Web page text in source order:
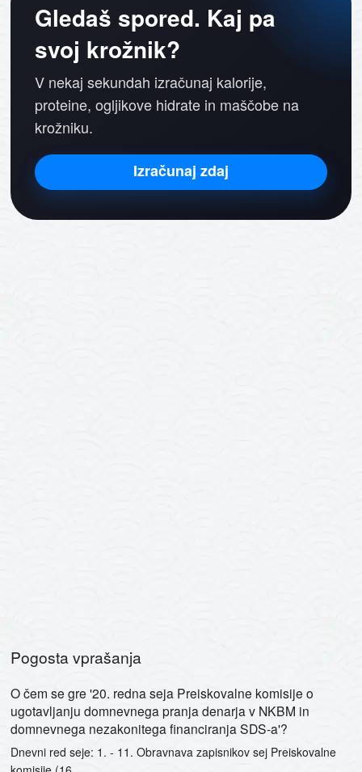
Gledaš spored. Kaj pa
svoj krožnik?
V nekaj sekundah izračunaj kalorije,
proteine, ogljikove hidrate in maščobe na
krožniku.
Izračunaj zdaj
Pogosta vprašanja
O čem se gre '20. redna seja Preiskovalne komisije o
ugotavljanju domnevnega pranja denarja v NKBM in
domnevnega nezakonitega financiranja SDS-a'?
Dnevni red seje: 1. - 11. Obravnava zapisnikov sej Preiskovalne